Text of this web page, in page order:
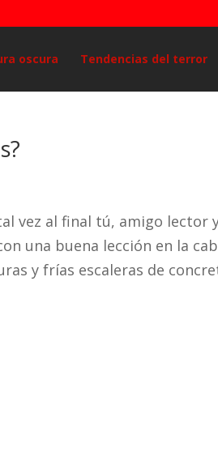
oscura Tendencias del terror
vez al final tú, amigo lector
una buena lección en la
y frías escaleras de